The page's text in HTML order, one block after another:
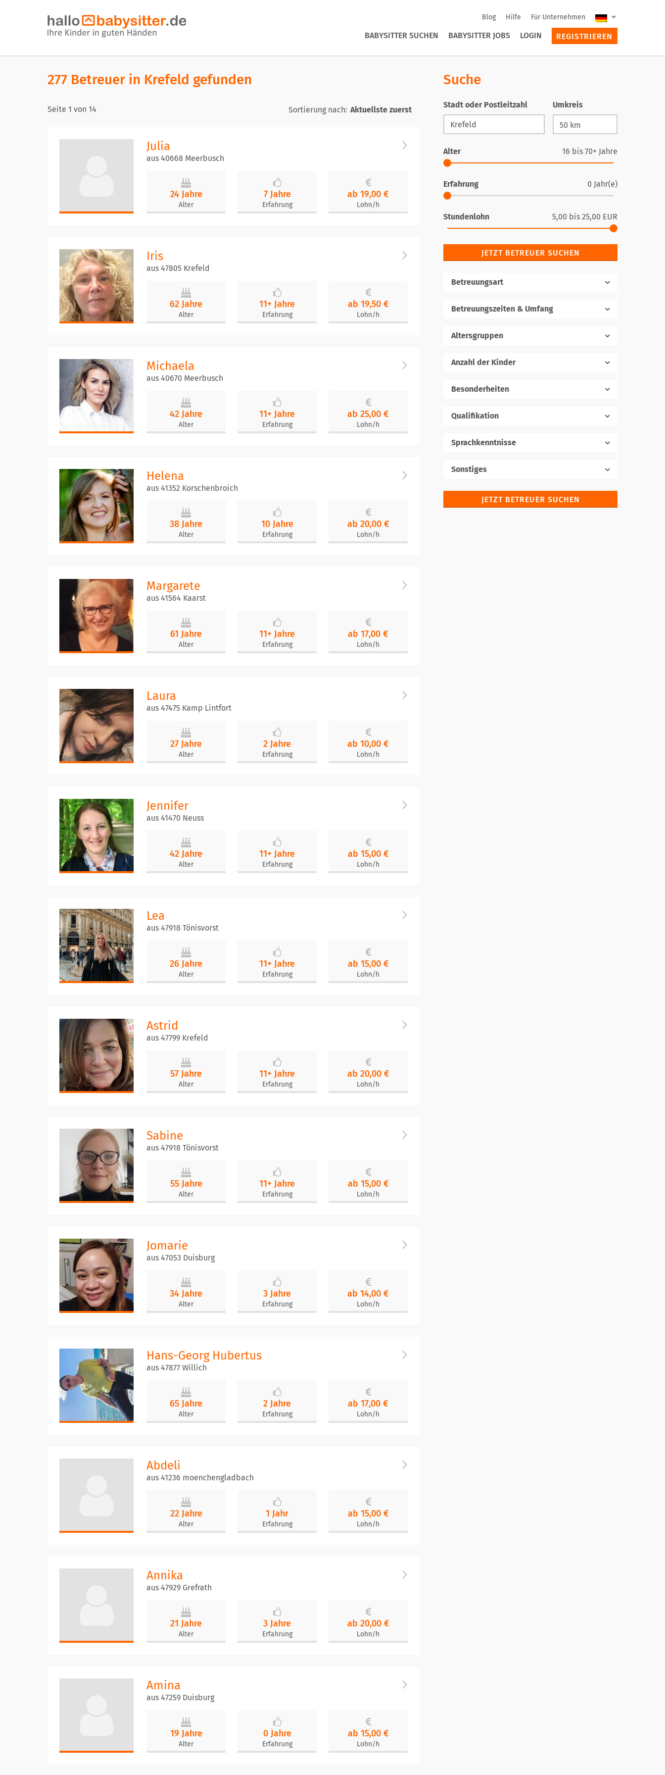
Blog Hilfe Für Unternehmen
BABYSITTER SUCHEN BABYSITTER JOBS LOGIN REGISTRIEREN
277 Betreuer in Krefeld gefunden
Seite 1 von 14 Sortierung nach:
Julia
aus 40668 Meerbusch
24 Jahre
Alter
7 Jahre
Erfahrung
ab 19,00 €
Lohn/h
Iris
aus 47805 Krefeld
62 Jahre
Alter
11+ Jahre
Erfahrung
ab 19,50 €
Lohn/h
Michaela
aus 40670 Meerbusch
42 Jahre
Alter
11+ Jahre
Erfahrung
ab 25,00 €
Lohn/h
Helena
aus 41352 Korschenbroich
38 Jahre
Alter
10 Jahre
Erfahrung
ab 20,00 €
Lohn/h
Margarete
aus 41564 Kaarst
61 Jahre
Alter
11+ Jahre
Erfahrung
ab 17,00 €
Lohn/h
Laura
aus 47475 Kamp Lintfort
27 Jahre
Alter
2 Jahre
Erfahrung
ab 10,00 €
Lohn/h
Jennifer
aus 41470 Neuss
42 Jahre
Alter
11+ Jahre
Erfahrung
ab 15,00 €
Lohn/h
Lea
aus 47918 Tönisvorst
26 Jahre
Alter
11+ Jahre
Erfahrung
ab 15,00 €
Lohn/h
Astrid
aus 47799 Krefeld
57 Jahre
Alter
11+ Jahre
Erfahrung
ab 20,00 €
Lohn/h
Sabine
aus 47918 Tönisvorst
55 Jahre
Alter
11+ Jahre
Erfahrung
ab 15,00 €
Lohn/h
Jomarie
aus 47053 Duisburg
34 Jahre
Alter
3 Jahre
Erfahrung
ab 14,00 €
Lohn/h
Hans-Georg Hubertus
aus 47877 Willich
65 Jahre
Alter
2 Jahre
Erfahrung
ab 17,00 €
Lohn/h
Abdeli
aus 41236 moenchengladbach
22 Jahre
Alter
1 Jahr
Erfahrung
ab 15,00 €
Lohn/h
Annika
aus 47929 Grefrath
21 Jahre
Alter
3 Jahre
Erfahrung
ab 20,00 €
Lohn/h
Amina
aus 47259 Duisburg
19 Jahre
Alter
0 Jahre
Erfahrung
ab 15,00 €
Lohn/h
Suche
Stadt oder Postleitzahl Umkreis
Alter 16 bis 70+ Jahre
Erfahrung 0 Jahr(e)
Stundenlohn 5,00 bis 25,00 EUR
JETZT BETREUER SUCHEN
Betreuungsart
Betreuungszeiten & Umfang
Altersgruppen
Anzahl der Kinder
Besonderheiten
Qualifikation
Sprachkenntnisse
Fremdsprachen
Sonstiges
JETZT BETREUER SUCHEN